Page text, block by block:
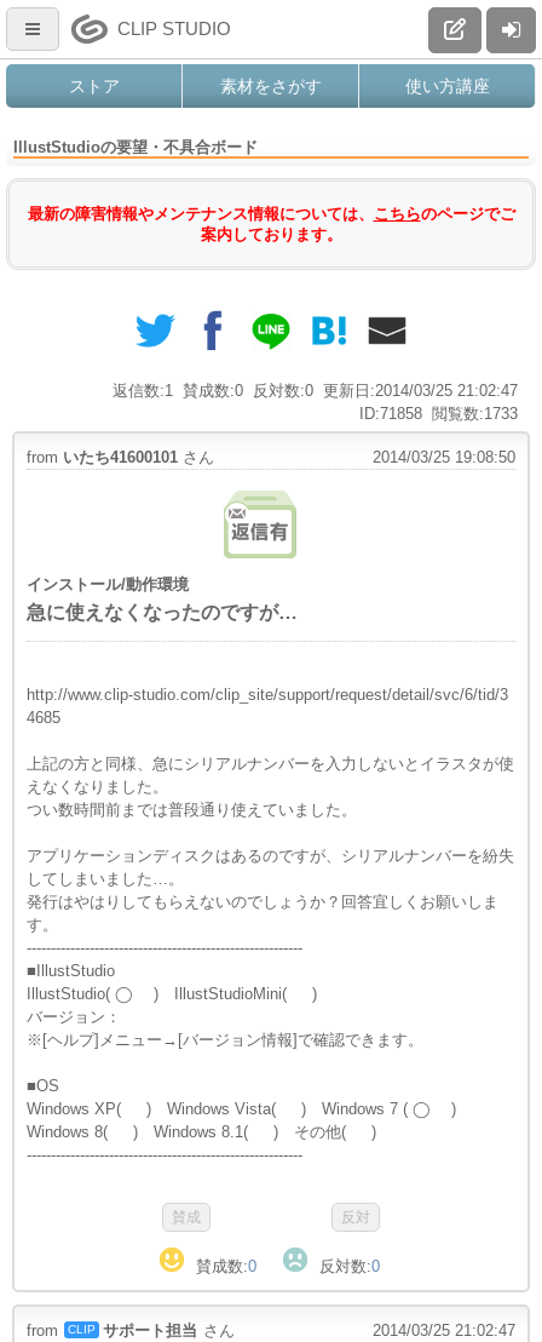
CLIP STUDIO
ストア 素材をさがす 使い方講座
IllustStudioの要望・不具合ボード
最新の障害情報やメンテナンス情報については、 こちらのページでご
案内しております。
更新日:2014/03/25 21:02:47
反対数:0
賛成数:0
返信数:1
閲覧数:1733
ID:71858
from いたち41600101 さん 2014/03/25 19:08:50
インストール/動作環境
急に使えなくなったのですが…
http://www.clip-studio.com/clip_site/support/request/detail/svc/6/tid/3
4685
上記の方と同様、急にシリアルナンバーを入力しないとイラスタが使
えなくなりました。
つい数時間前までは普段通り使えていました。
アプリケーションディスクはあるのですが、シリアルナンバーを紛失
してしまいました…。
発行はやはりしてもらえないのでしょうか？回答宜しくお願いしま
す。
---------------------------------------------------------
■IllustStudio
IllustStudio( ◯ ) IllustStudioMini( )
バージョン：
※[ヘルプ]メニュー→[バージョン情報]で確認できます。
■OS
Windows XP( ) Windows Vista( ) Windows 7 ( ◯ )
Windows 8( ) Windows 8.1( ) その他( )
---------------------------------------------------------
賛成数:0 反対数:0
from CLIP サポート担当 さん 2014/03/25 21:02:47